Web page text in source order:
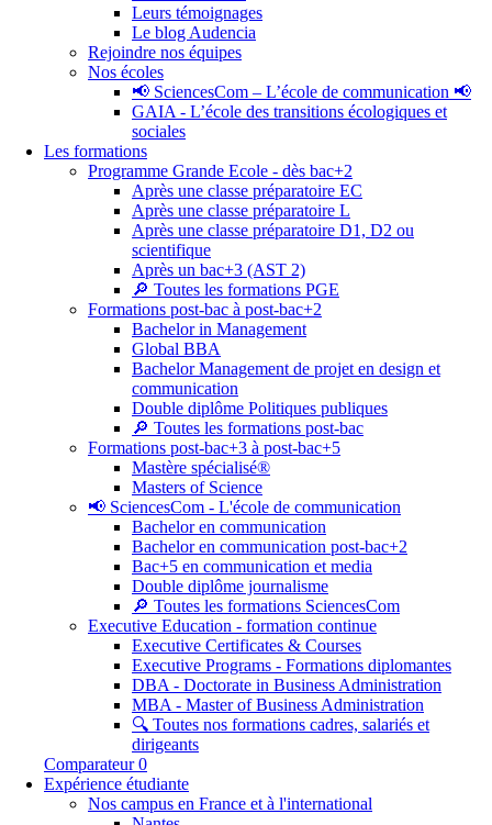
Leurs témoignages
Le blog Audencia
Rejoindre nos équipes
Nos écoles
📢 SciencesCom – L’école de communication 📢
GAIA - L’école des transitions écologiques et
sociales
Les formations
Programme Grande Ecole - dès bac+2
Après une classe préparatoire EC
Après une classe préparatoire L
Après une classe préparatoire D1, D2 ou
scientifique
Après un bac+3 (AST 2)
🔎 Toutes les formations PGE
Formations post-bac à post-bac+2
Bachelor in Management
Global BBA
Bachelor Management de projet en design et
communication
Double diplôme Politiques publiques
🔎 Toutes les formations post-bac
Formations post-bac+3 à post-bac+5
Mastère spécialisé®
Masters of Science
📢 SciencesCom - L'école de communication
Bachelor en communication
Bachelor en communication post-bac+2
Bac+5 en communication et media
Double diplôme journalisme
🔎 Toutes les formations SciencesCom
Executive Education - formation continue
Executive Certificates & Courses
Executive Programs - Formations diplomantes
DBA - Doctorate in Business Administration
MBA - Master of Business Administration
🔍 Toutes nos formations cadres, salariés et
dirigeants
Comparateur 0
Expérience étudiante
Nos campus en France et à l'international